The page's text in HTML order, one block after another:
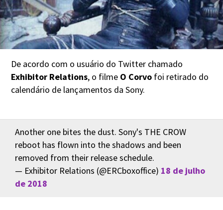
De acordo com o usuário do Twitter chamado
Exhibitor Relations, o filme O Corvo foi retirado do
calendário de lançamentos da Sony.
Another one bites the dust. Sony's THE CROW
reboot has flown into the shadows and been
removed from their release schedule.
— Exhibitor Relations (@ERCboxoffice) 18 de julho
de 2018